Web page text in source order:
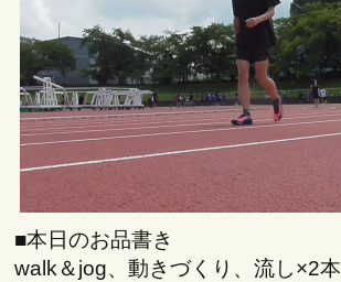
■本日のお品書き
walk＆jog、動きづくり、流し×2本